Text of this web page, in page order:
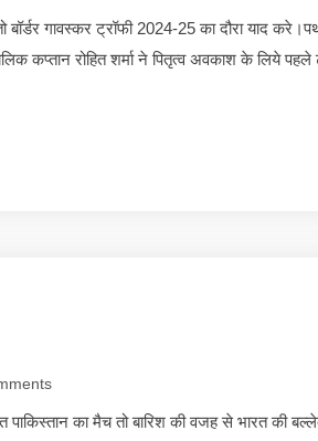
बॉर्डर गावस्कर ट्रॉफी 2024-25 का दौरा याद
कप्तान रोहित शर्मा ने पितृत्व अवकाश के लिये
का मैच तो बारिश की वजह से भारत की